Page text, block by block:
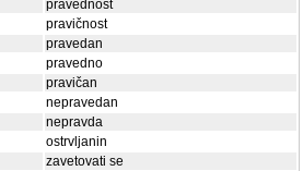
pravednost
pravičnost
pravedan
pravedno
pravičan
nepravedan
nepravda
ostrvljanin
zavetovati se